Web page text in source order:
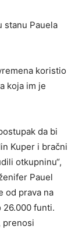
stanu Pauela
koristio
koja im je
da bi
Kuper i bračni
otkupninu“,
Pauel
od prava na
26.000 funti.
prenosi